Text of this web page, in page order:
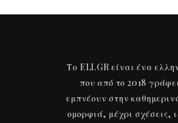
Το ELI.GR είναι ένα
που από το 2018
εμπνέουν στην
ομορφιά, μέχρι σχέσεις,